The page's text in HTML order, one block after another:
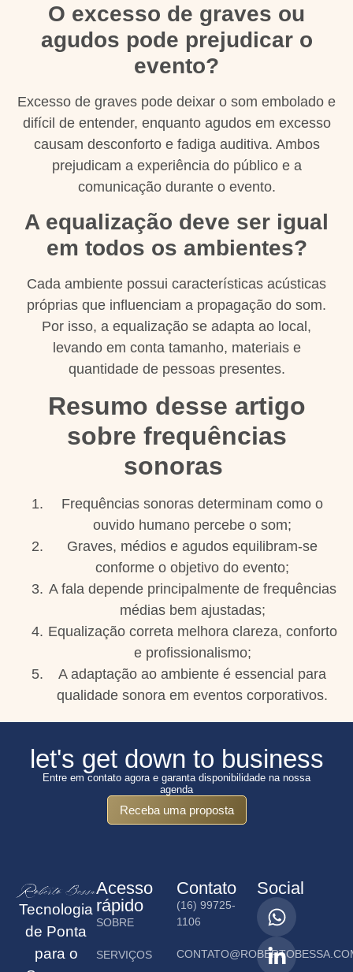
O excesso de graves ou
agudos pode prejudicar o
evento?
Excesso de graves pode deixar o som embolado e
difícil de entender, enquanto agudos em excesso
causam desconforto e fadiga auditiva. Ambos
prejudicam a experiência do público e a
comunicação durante o evento.
A equalização deve ser igual
em todos os ambientes?
Cada ambiente possui características acústicas
próprias que influenciam a propagação do som.
Por isso, a equalização se adapta ao local,
levando em conta tamanho, materiais e
quantidade de pessoas presentes.
Resumo desse artigo
sobre frequências
sonoras
Frequências sonoras determinam como o
ouvido humano percebe o som;
Graves, médios e agudos equilibram-se
conforme o objetivo do evento;
A fala depende principalmente de frequências
médias bem ajustadas;
Equalização correta melhora clareza, conforto
e profissionalismo;
A adaptação ao ambiente é essencial para
qualidade sonora em eventos corporativos.
let's get down to business
Entre em contato agora e garanta disponibilidade na nossa
agenda
Receba uma proposta
Tecnologia
de Ponta
para o
Acesso
rápido
SOBRE
SERVIÇOS
Contato
(16) 99725-
1106
Social